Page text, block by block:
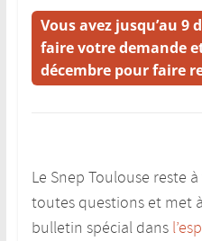
Vous avez jusqu’au 9
faire votre demande
décembre pour faire
Le Snep Toulouse reste
toutes questions et met
bulletin spécial dans